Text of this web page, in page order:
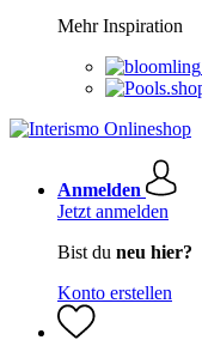
Mehr Inspiration
Anmelden
Jetzt anmelden
Bist du neu hier?
Konto erstellen